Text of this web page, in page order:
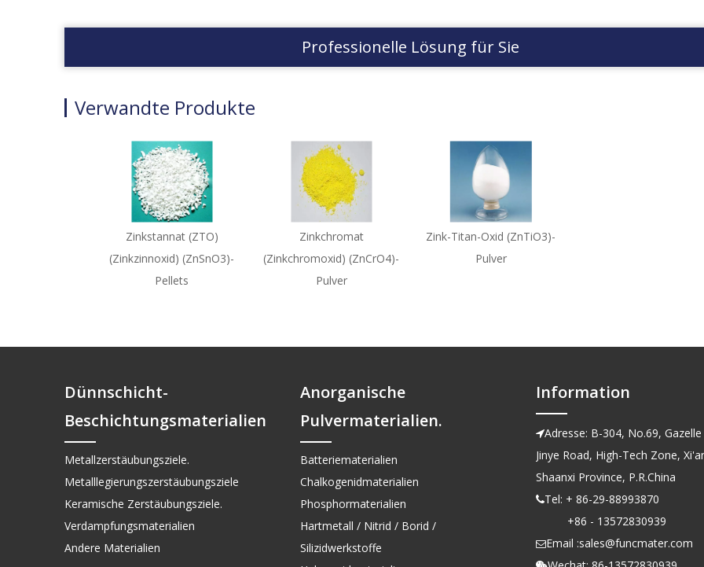
Professionelle Lösung für Sie
Verwandte Produkte
Zinkstannat (ZTO)
(Zinkzinnoxid) (ZnSnO3)-
Pellets
Zinkchromat
(Zinkchromoxid) (ZnCrO4)-
Pulver
Zink-Titan-Oxid (ZnTiO3)-
Pulver
Dünnschicht-
Beschichtungsmaterialien
Metallzerstäubungsziele.
Metalllegierungszerstäubungsziele
Keramische Zerstäubungsziele.
Verdampfungsmaterialien
Andere Materialien
Anorganische
Pulvermaterialien.
Batteriematerialien
Chalkogenidmaterialien
Phosphormaterialien
Hartmetall / Nitrid / Borid /
Silizidwerkstoffe
Information
Adresse: B-304, No.69, Gazelle
Jinye Road, High-Tech Zone,
Shaanxi Province, P.R.China
Tel: + 86-29-88993870
+86 - 13572830939
Email :sales@funcmater.com